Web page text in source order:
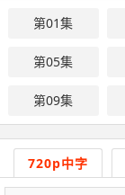
第01集
第05集
第09集
720p中字